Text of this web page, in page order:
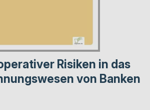
Risiken in das
von Banken